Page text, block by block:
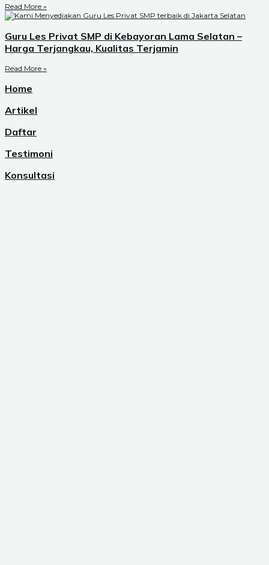
Read More »
Guru Les Privat SMP di Kebayoran Lama Selatan –
Harga Terjangkau, Kualitas Terjamin
Read More »
Home
Artikel
Daftar
Testimoni
Konsultasi